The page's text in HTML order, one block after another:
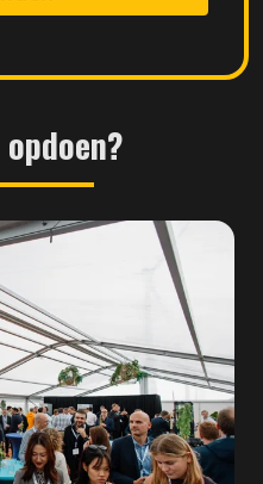
opdoen?